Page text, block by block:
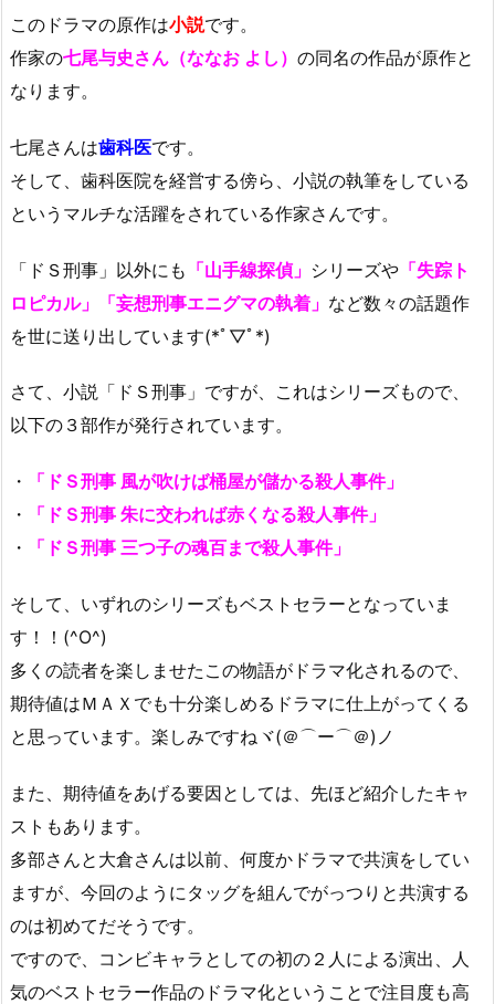
このドラマの原作は小説です。
作家の七尾与史さん（ななお よし） の同名の作品が原作と
なります。
七尾さんは歯科医です。
そして、歯科医院を経営する傍ら、小説の執筆をしている
というマルチな活躍をされている作家さんです。
「ドＳ刑事」以外にも 「山手線探偵」 シリーズや 「失踪ト
ロピカル」「妄想刑事エニグマの執着」 など数々の話題作
を世に送り出しています(*ﾟ▽ﾟ*)
さて、小説「ドＳ刑事」ですが、これはシリーズもので、
以下の３部作が発行されています。
・
「ドＳ刑事 風が吹けば桶屋が儲かる殺人事件」
・
「ドＳ刑事 朱に交われば赤くなる殺人事件」
・
「ドＳ刑事 三つ子の魂百まで殺人事件」
そして、いずれのシリーズもベストセラーとなっていま
す！！(^O^)
多くの読者を楽しませたこの物語がドラマ化されるので、
期待値はＭＡＸでも十分楽しめるドラマに仕上がってくる
と思っています。楽しみですねヾ(＠⌒ー⌒＠)ノ
また、期待値をあげる要因としては、先ほど紹介したキャ
ストもあります。
多部さんと大倉さんは以前、何度かドラマで共演をしてい
ますが、今回のようにタッグを組んでがっつりと共演する
のは初めてだそうです。
ですので、コンビキャラとしての初の２人による演出、人
気のベストセラー作品のドラマ化ということで注目度も高